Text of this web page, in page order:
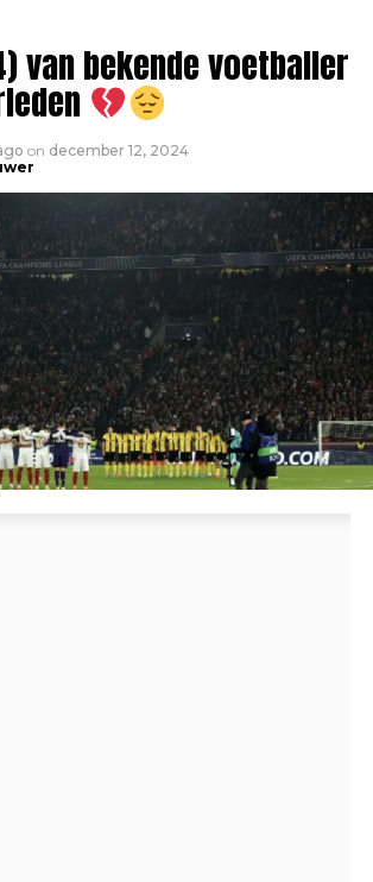
van bekende voetballer
on december 12, 2024